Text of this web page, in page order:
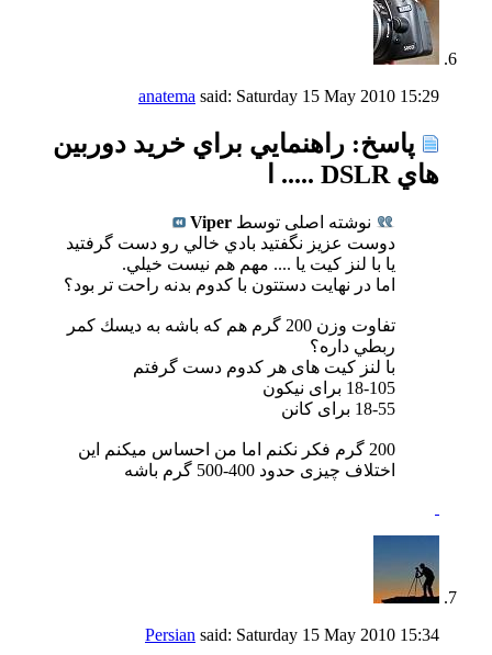
anatema said: Saturday 15 May 2010 15:29
پاسخ: راهنمايي براي خريد دوربين
هاي DSLR ..... ا
نوشته اصلی توسط Viper
دوست عزيز نگفتيد بادي خالي رو دست گرفتيد
يا با لنز كيت يا .... مهم هم نيست خيلي.
اما در نهايت دستتون با كدوم بدنه راحت تر بود؟
تفاوت وزن 200 گرم هم كه باشه به ديسك كمر
ربطي داره؟
با لنز کیت های هر کدوم دست گرفتم
18-105 برای نیکون
18-55 برای کانن
200 گرم فکر نکنم اما من احساس میکنم این
اختلاف چیزی حدود 400-500 گرم باشه
Persian said: Saturday 15 May 2010 15:34